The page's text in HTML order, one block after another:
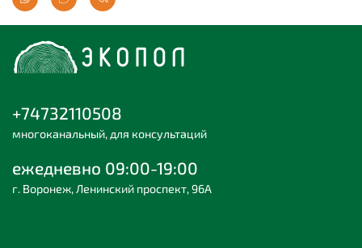
+74732110508
многоканальный, для консультаций
ежедневно 09:00-19:00
г. Воронеж, Ленинский проспект, 96А